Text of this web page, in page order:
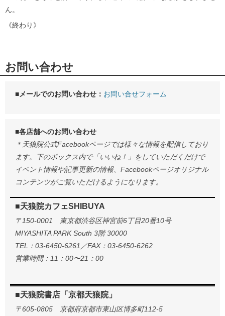
ん。
《終わり》
お問い合わせ
■メールでのお問い合わせ： お問い合せフォーム
■各店舗へのお問い合わせ
＊天狼院公式Facebookページでは様々な情報を配信しており
ます。下のボックス内で「いいね！」をしていただくだけで
イベント情報や記事更新の情報、Facebookページオリジナル
コンテンツがご覧いただけるようになります。
■天狼院カフェSHIBUYA
〒150-0001 東京都渋谷区神宮前6丁目20番10号
MIYASHITA PARK South 3階 30000
TEL：03-6450-6261／FAX：03-6450-6262
営業時間：11：00〜21：00
■天狼院書店「京都天狼院」
〒605-0805 京都府京都市東山区博多町112-5